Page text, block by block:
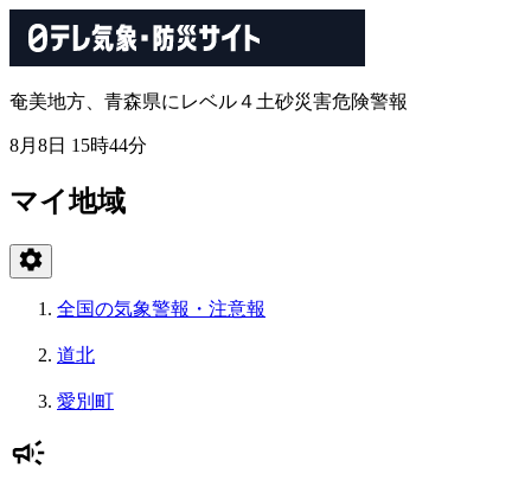
奄美地方、青森県にレベル４土砂災害危険警報
8月8日 15時44分
マイ地域
全国の気象警報・注意報
道北
愛別町